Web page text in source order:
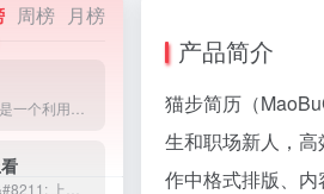
产品简介
猫步简历（
生和职场新人，
作中格式排版、内
周榜 月榜